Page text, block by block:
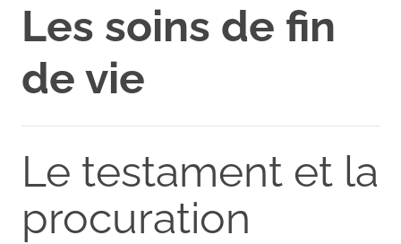
Les soins de fin
de vie
Le testament et la
procuration